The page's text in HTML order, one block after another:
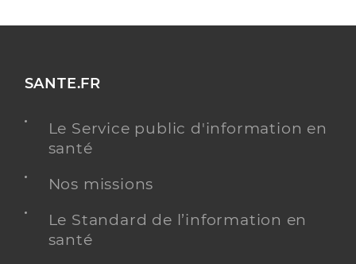
SANTE.FR
Le Service public d'information en
santé
Nos missions
Le Standard de l’information en
santé